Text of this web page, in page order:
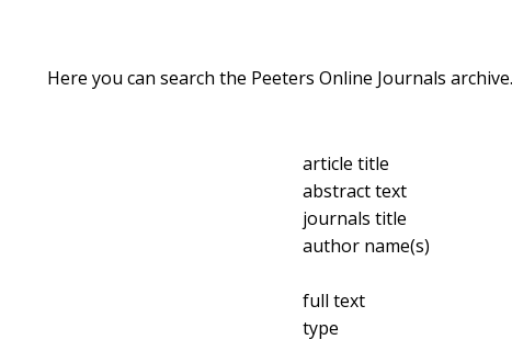
Here you can search the Peeters Online Journals
article title
abstract text
journals title
author name(s)
full text
type